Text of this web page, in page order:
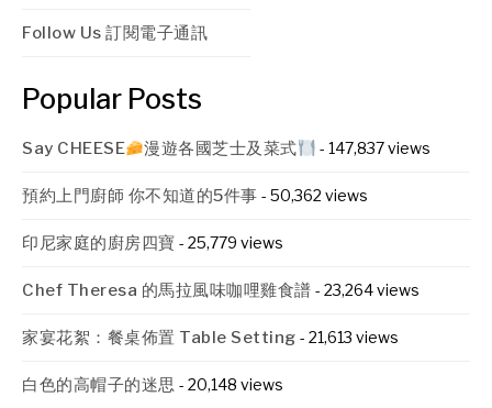
Follow Us 訂閱電子通訊
Popular Posts
Say CHEESE 漫遊各國芝士及菜式 - 147,837 views
預約上門廚師 你不知道的5件事 - 50,362 views
印尼家庭的廚房四寶 - 25,779 views
Chef Theresa 的馬拉風味咖哩雞食譜 - 23,264 views
家宴花絮：餐桌佈置 Table Setting - 21,613 views
白色的高帽子的迷思 - 20,148 views